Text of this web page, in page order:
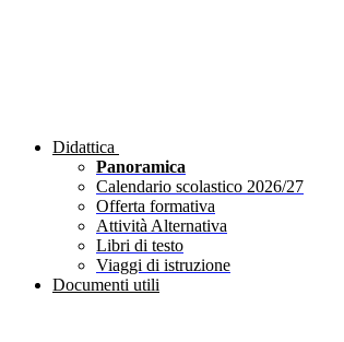
Didattica
Panoramica
Calendario scolastico 2026/27
Offerta formativa
Attività Alternativa
Libri di testo
Viaggi di istruzione
Documenti utili